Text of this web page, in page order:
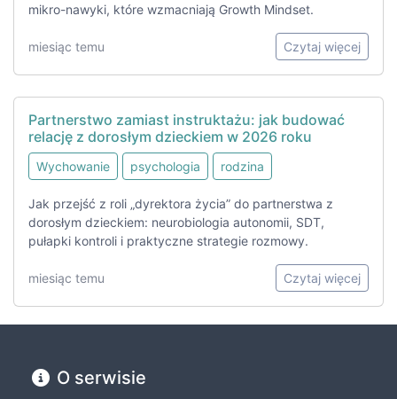
mikro-nawyki, które wzmacniają Growth Mindset.
miesiąc temu Czytaj więcej
Partnerstwo zamiast instruktażu: jak budować
relację z dorosłym dzieckiem w 2026 roku
Wychowanie psychologia rodzina
Jak przejść z roli „dyrektora życia” do partnerstwa z
dorosłym dzieckiem: neurobiologia autonomii, SDT,
pułapki kontroli i praktyczne strategie rozmowy.
miesiąc temu Czytaj więcej
O serwisie